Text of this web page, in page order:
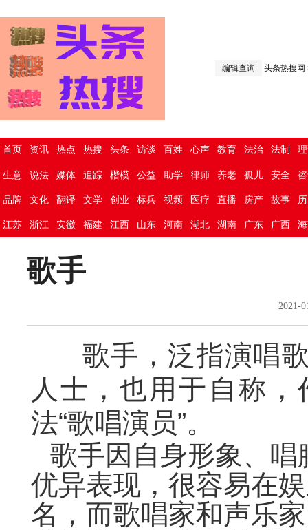
编辑查询 头条热搜网
首页 资讯 热点 热搜 头条 访谈 百姓 心声 教育 法治 法制
生意 说法 媒体 追踪 楷模 公益 助学 律师 养老 孤儿 安全
品牌 文化 翻译 文学 创业 标兵 视频 医疗 直播 房产 故事
江苏 浙江 安徽 福建 江西 山东 河南 湖北 湖南 广东 广西
歌手
2021-
歌手，泛指演唱
人士，也用于自称
法“歌唱演员”。
歌手因自身形象、
优异表现，很容易在
名，而歌唱家和声乐